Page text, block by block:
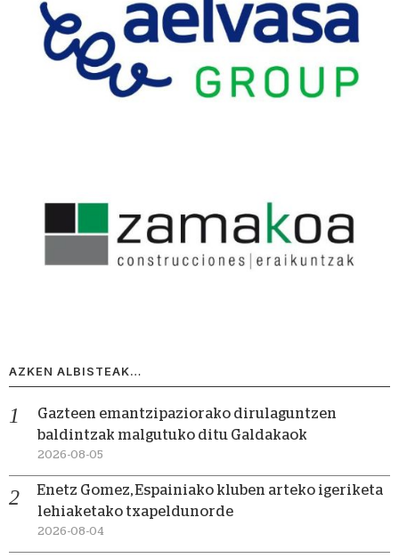
AZKEN ALBISTEAK…
Gazteen emantzipaziorako dirulaguntzen
baldintzak malgutuko ditu Galdakaok
2026-08-05
Enetz Gomez, Espainiako kluben arteko igeriketa
lehiaketako txapeldunorde
2026-08-04